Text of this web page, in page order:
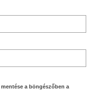
a böngészőben a